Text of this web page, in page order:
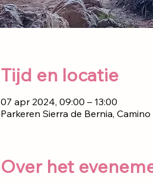
Tijd en locatie
07 apr 2024, 09:00 – 13:00
Parkeren Sierra de Bernia,
Over het